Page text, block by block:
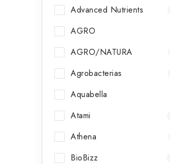
Advanced Nutrients
AGRO
AGRO/NATURA
Agrobacterias
Aquabella
Atami
Athena
BioBizz